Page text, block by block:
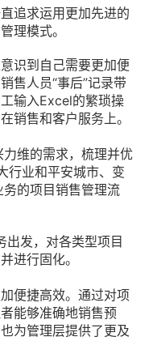
追求运用更加先进的
理模式。
识到自己需要更加便
售人员“事后”记录带
输入Excel的繁琐操
销售和客户服务上。
维的需求，梳理并优
行业和平安城市、变
的项目销售管理流
出发，对各类型项目
进行固化。
便捷高效。通过对项
能够准确地销售预
为管理层提供了更及